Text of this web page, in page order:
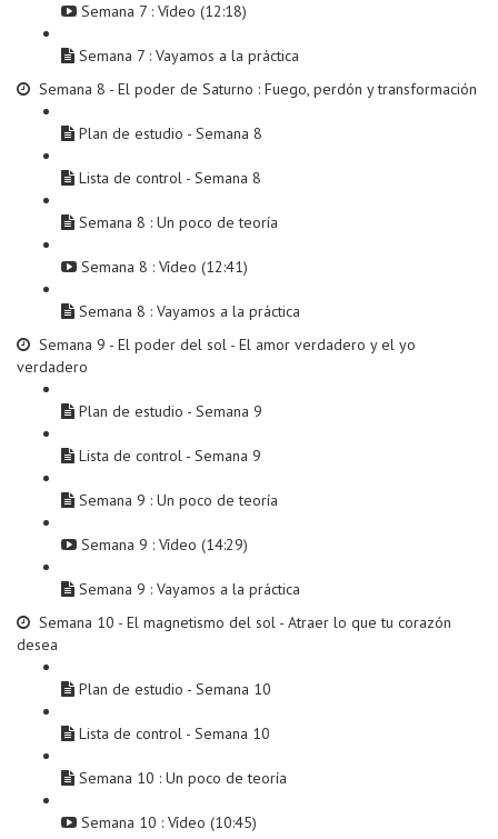
Semana 7 : Vídeo (12:18)
Semana 7 : Vayamos a la práctica
Semana 8 - El poder de Saturno : Fuego, perdón y transformación
Plan de estudio - Semana 8
Lista de control - Semana 8
Semana 8 : Un poco de teoría
Semana 8 : Vídeo (12:41)
Semana 8 : Vayamos a la práctica
Semana 9 - El poder del sol - El amor verdadero y el yo
verdadero
Plan de estudio - Semana 9
Lista de control - Semana 9
Semana 9 : Un poco de teoría
Semana 9 : Vídeo (14:29)
Semana 9 : Vayamos a la práctica
Semana 10 - El magnetismo del sol - Atraer lo que tu corazón
desea
Plan de estudio - Semana 10
Lista de control - Semana 10
Semana 10 : Un poco de teoría
Semana 10 : Vídeo (10:45)